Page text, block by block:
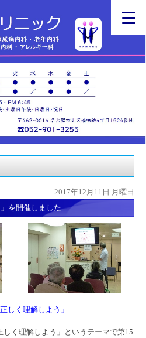
2017年12月11日 月曜日
を開催しました
しく理解しよう」
く理解しよう」というテーマで第15